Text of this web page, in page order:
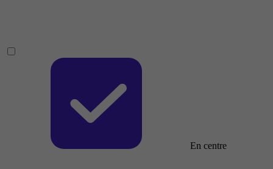
En centre